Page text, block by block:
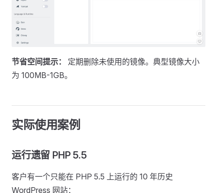
节省空间提示：
定期删除未使用的镜像。典型镜像大小
为 100MB-1GB。
实际使用案例
运行遗留 PHP 5.5
客户有一个只能在 PHP 5.5 上运行的 10 年历史
WordPress 网站：